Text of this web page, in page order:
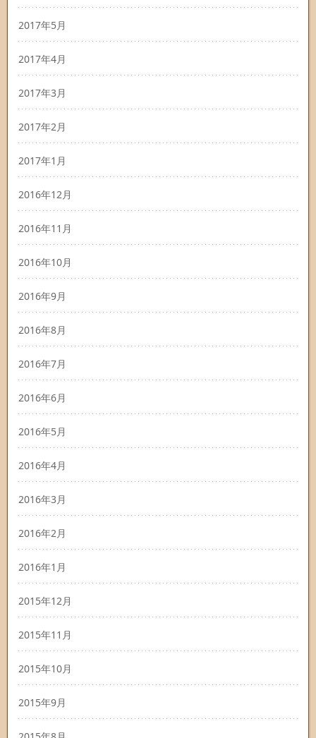
2017年5月
2017年4月
2017年3月
2017年2月
2017年1月
2016年12月
2016年11月
2016年10月
2016年9月
2016年8月
2016年7月
2016年6月
2016年5月
2016年4月
2016年3月
2016年2月
2016年1月
2015年12月
2015年11月
2015年10月
2015年9月